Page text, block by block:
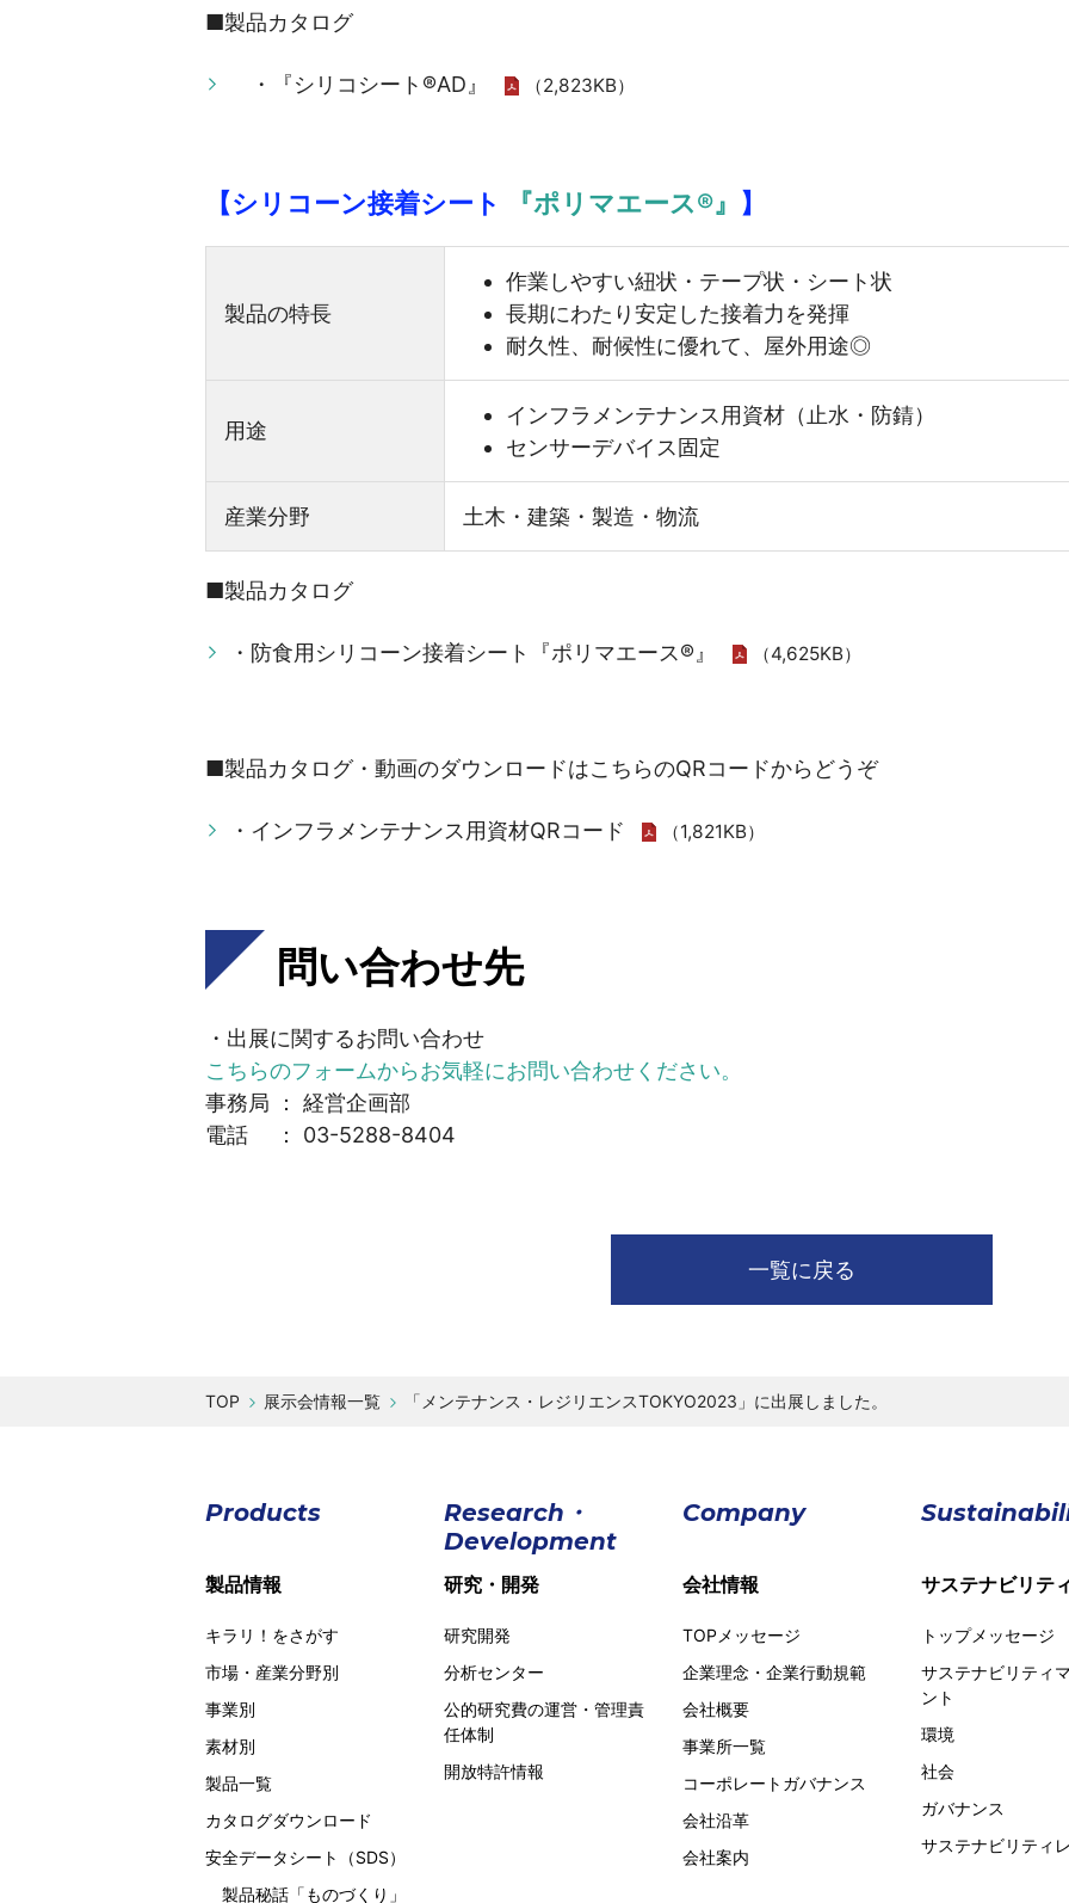
■製品カタログ
・『シリコシート®AD』 （2,823KB）
【シリコーン接着シート 『ポリマエース®』 】
製品の特長
作業しやすい紐状・テープ状・シート状
長期にわたり安定した接着力を発揮
耐久性、耐候性に優れて、屋外用途◎
用途
インフラメンテナンス用資材（止水・防錆）
センサーデバイス固定
産業分野 土木・建築・製造・物流
■製品カタログ
・防食用シリコーン接着シート『ポリマエース®』 （4,625KB）
■製品カタログ・動画のダウンロードはこちらのQRコードからどうぞ
・インフラメンテナンス用資材QRコード （1,821KB）
問い合わせ先
・出展に関するお問い合わせ
こちらのフォームからお気軽にお問い合わせください。
事務局 ： 経営企画部
電話 ： 03-5288-8404
一覧に戻る
展示会情報一覧 「メンテナンス・レジリエンスTOKYO2023」に出展しました。
Products
製品情報
キラリ！をさがす
市場・産業分野別
事業別
素材別
製品一覧
カタログダウンロード
安全データシート（SDS）
製品秘話 「ものづくり」
Research・
Development
研究・開発
研究開発
分析センター
公的研究費の運営・管理責
任体制
開放特許情報
Company
会社情報
TOPメッセージ
企業理念・企業行動規範
会社概要
事業所一覧
コーポレートガバナンス
会社沿革
会社案内
サステナビリテ
トップメッセージ
サステナビリティ
ント
環境
社会
ガバナンス
サステナビリティ